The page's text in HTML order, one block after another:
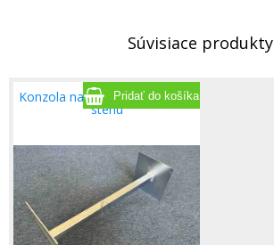
Súvisiace produkty
Konzola na kamery 50 cm - na
stenu